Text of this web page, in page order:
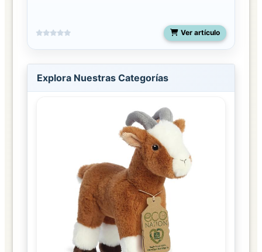
Ver artículo
Explora Nuestras Categorías